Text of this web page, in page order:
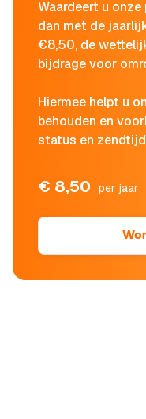
Waardeert u onze
dan met de
€8,50, de
bijdrage voor
Hiermee helpt u
behouden en
status en
€ 8,50 per jaar